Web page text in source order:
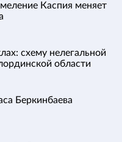
Каспия меняет
схему нелегальной
области
Беркинбаева